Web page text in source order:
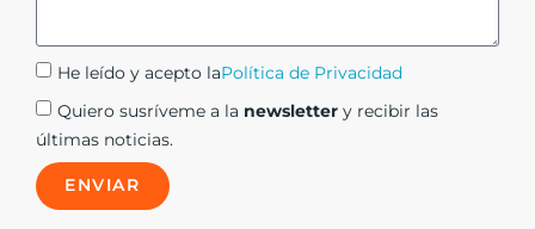
He leído y acepto laPolítica de Privacidad
Quiero susríveme a la newsletter y recibir las
últimas noticias.
ENVIAR